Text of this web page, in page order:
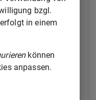
in der dritten
bzgl.
in einem
können
anpassen.